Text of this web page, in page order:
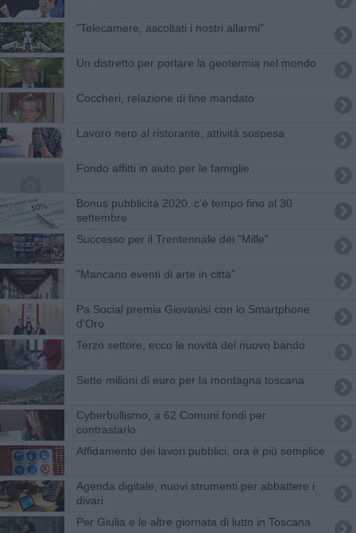
"Telecamere, ascoltati i nostri allarmi"
Un distretto per portare la geotermia nel mondo
Coccheri, relazione di fine mandato
Lavoro nero al ristorante, attività sospesa
Fondo affitti in aiuto per le famiglie
Bonus pubblicità 2020, c'è tempo fino al 30
settembre
Successo per il Trentennale dei "Mille"
"Mancano eventi di arte in città"
Pa Social premia Giovanisì con lo Smartphone
d'Oro
Terzo settore, ecco le novità del nuovo bando
Sette milioni di euro per la montagna toscana
Cyberbullismo, a 62 Comuni fondi per
contrastarlo
Affidamento dei lavori pubblici, ora è più semplice
Agenda digitale, nuovi strumenti per abbattere i
divari
Per Giulia e le altre giornata di lutto in Toscana